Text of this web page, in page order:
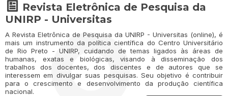
Revista Eletrônica de Pesquisa da
UNIRP - Universitas
A Revista Eletrônica de Pesquisa da UNIRP - Universitas (online), é
mais um instrumento da política científica do Centro Universitário
de Rio Preto - UNIRP, cuidando de temas ligados às áreas de
humanas, exatas e biológicas, visando à disseminação dos
trabalhos dos docentes, dos discentes e de autores que se
interessem em divulgar suas pesquisas. Seu objetivo é contribuir
para o crescimento e desenvolvimento da produção científica
nacional.